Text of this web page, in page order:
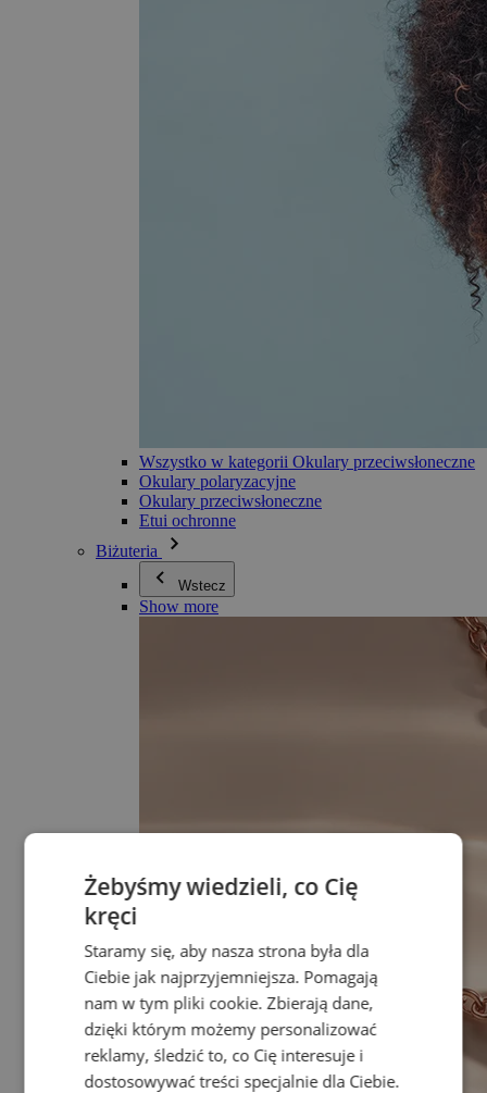
Wszystko w kategorii Okulary przeciwsłoneczne
Okulary polaryzacyjne
Okulary przeciwsłoneczne
Etui ochronne
Biżuteria
Wstecz
Show more
Żebyśmy wiedzieli, co Cię
kręci
Staramy się, aby nasza strona była dla
Ciebie jak najprzyjemniejsza. Pomagają
nam w tym pliki cookie. Zbierają dane,
dzięki którym możemy personalizować
reklamy, śledzić to, co Cię interesuje i
dostosowywać treści specjalnie dla Ciebie.